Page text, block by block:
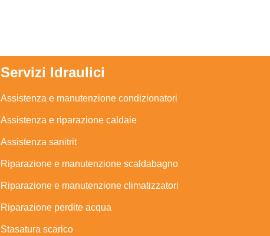
Servizi Idraulici
Assistenza e manutenzione condizionatori
Assistenza e riparazione caldaie
Assistenza sanitrit
Riparazione e manutenzione scaldabagno
Riparazione e manutenzione climatizzatori
Riparazione perdite acqua
Stasatura scarico